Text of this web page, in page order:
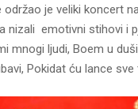
održao je veliki koncert
nizali emotivni stihovi i
mnogi ljudi, Boem u
Pokidat ću lance